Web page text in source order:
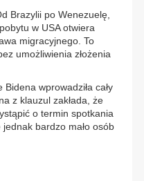
Brazylii po Wenezuelę,
w USA otwiera
migracyjnego. To
umożliwienia złożenia
wprowadziła cały
z klauzul zakłada, że
o termin spotkania
bardzo mało osób